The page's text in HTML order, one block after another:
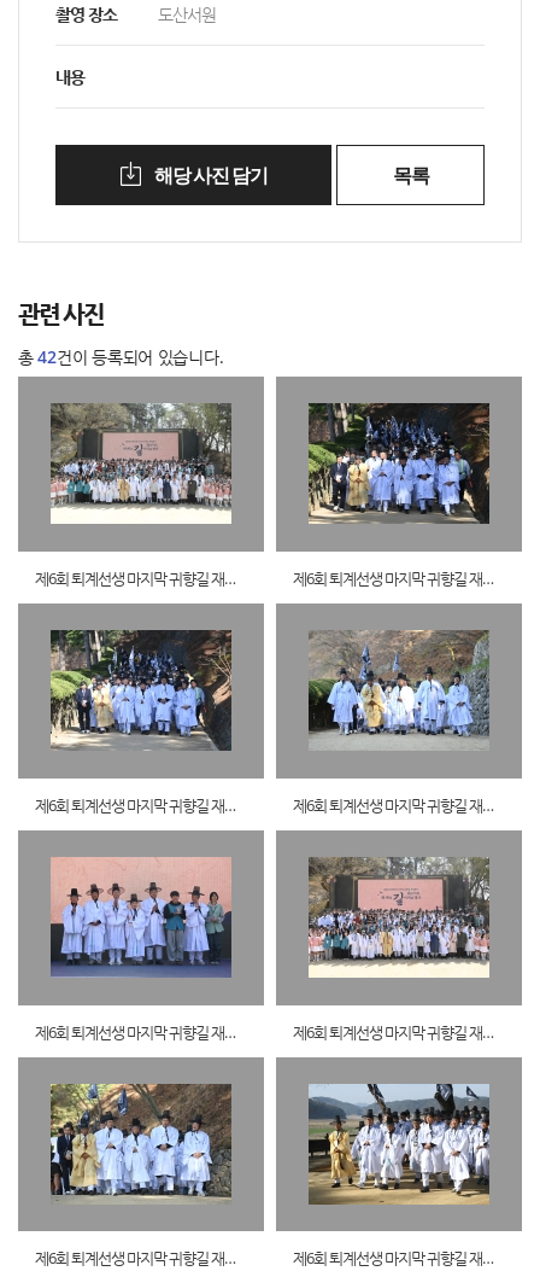
촬영 장소 도산서원
내용
해당 사진 담기 목록
관련 사진
총42건이 등록되어 있습니다.
제6회 퇴계선생 마지막 귀향길 재현행사29 제6회 퇴계선생 마지막 귀향길 재현행사0
제6회 퇴계선생 마지막 귀향길 재현행사1 제6회 퇴계선생 마지막 귀향길 재현행사2
제6회 퇴계선생 마지막 귀향길 재현행사3 제6회 퇴계선생 마지막 귀향길 재현행사4
제6회 퇴계선생 마지막 귀향길 재현행사5 제6회 퇴계선생 마지막 귀향길 재현행사6